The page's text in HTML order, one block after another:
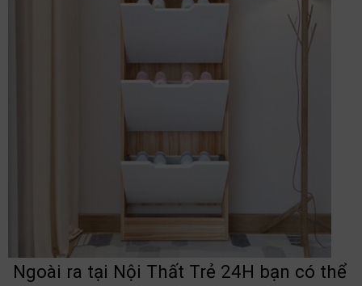
Ngoài ra tại Nội Thất Trẻ 24H bạn có thể